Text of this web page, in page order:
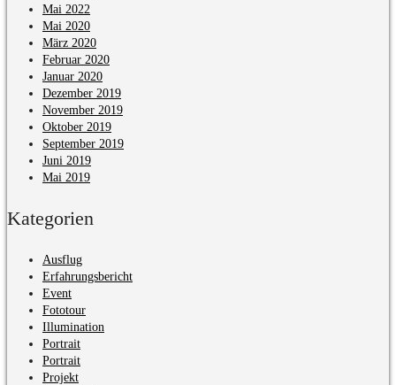
Mai 2022
Mai 2020
März 2020
Februar 2020
Januar 2020
Dezember 2019
November 2019
Oktober 2019
September 2019
Juni 2019
Mai 2019
Kategorien
Ausflug
Erfahrungsbericht
Event
Fototour
Illumination
Portrait
Portrait
Projekt